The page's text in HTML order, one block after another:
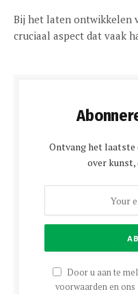
Bij het laten ontwikkelen
cruciaal aspect dat vaak
Ontvang het laatste
over kunst,
Door u aan te
voorwaarden en ons